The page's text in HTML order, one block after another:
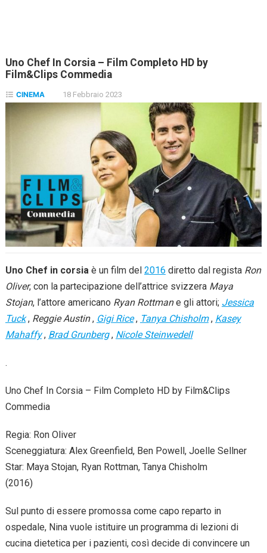
Uno Chef In Corsia – Film Completo HD by
Film&Clips Commedia
CINEMA 18 Febbraio 2023
Uno Chef in corsiaè un film del 2016 diretto dal regista Ron
Oliver, con la partecipazione dell’attrice svizzera Maya
Stojan, l’attore americano Ryan Rottmane gli attori; Jessica
Tuck, Reggie Austin, Gigi Rice, Tanya Chisholm, Kasey
Mahaffy, Brad Grunberg, Nicole Steinwedell
.
Uno Chef In Corsia – Film Completo HD by Film&Clips
Commedia
Regia: Ron Oliver
Sceneggiatura: Alex Greenfield, Ben Powell, Joelle Sellner
Star: Maya Stojan, Ryan Rottman, Tanya Chisholm
(2016)
Sul punto di essere promossa come capo reparto in
ospedale, Nina vuole istituire un programma di lezioni di
cucina dietetica per i pazienti, così decide di convincere un